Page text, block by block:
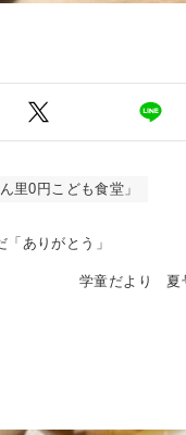
里0円こども食堂」
「ありがとう」
学童だより 夏